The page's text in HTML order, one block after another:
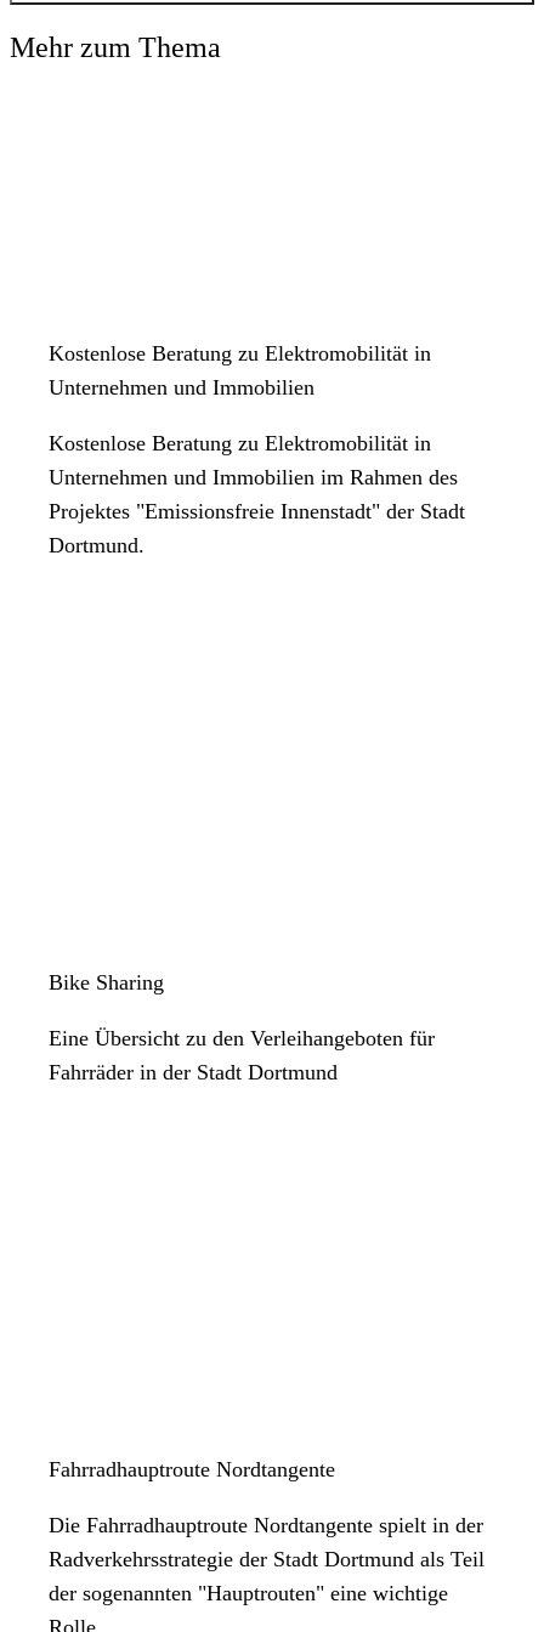
gefördert und etablieren sich.
Es entsteht eine Stadt für alle Menschen. Den Aspekten Aufenthalt
Mehr zum Thema
Kostenlose Beratung zu Elektromobilität in
Unternehmen und Immobilien
Kostenlose Beratung zu Elektromobilität in
Unternehmen und Immobilien im Rahmen des
Projektes "Emissionsfreie Innenstadt" der Stadt
Dortmund.
Bike Sharing
Eine Übersicht zu den Verleihangeboten für
Fahrräder in der Stadt Dortmund
Fahrradhauptroute Nordtangente
Die Fahrradhauptroute Nordtangente spielt in der
Radverkehrsstrategie der Stadt Dortmund als Teil
der sogenannten "Hauptrouten" eine wichtige